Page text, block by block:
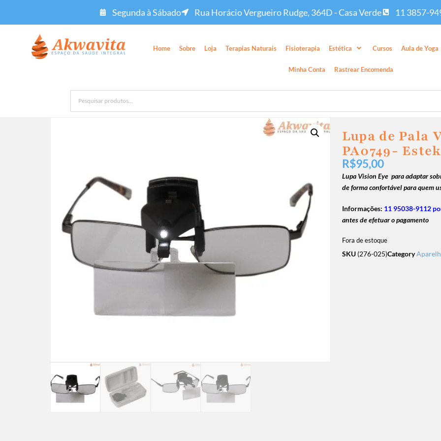
Segunda à Sábado Rua Horácio Vergueiro Rudge, 364D - Casa Verde 11 3857-
Home Sobre Loja Terapias Naturais Fisioterapia Estética Cursos Aula de Yoga
Minha Conta Rastrear Encomenda
Lupa de Pala
PA0749- Estek
R$95,00
Lupa Vision Eye para adaptar
de forma confortável para quem
Informações: 11 95038-9112
antes de efetuar o pagamento
Fora de estoque
SKU (276-025)Category